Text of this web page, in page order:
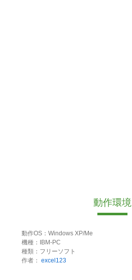
動作環境
動作OS：Windows XP/Me
機種：IBM-PC
種類：フリーソフト
作者： excel123